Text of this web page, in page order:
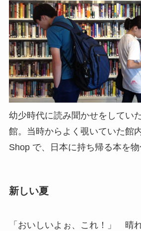
幼少時代に読み聞かせをしてい
館。当時からよく覗いていた館
Shop で、日本に持ち帰る本を物
新しい夏
「おいしいよぉ、これ！」 晴